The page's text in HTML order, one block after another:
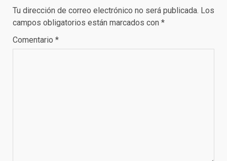
Tu dirección de correo electrónico no será publicada. Los
campos obligatorios están marcados con *
Comentario *